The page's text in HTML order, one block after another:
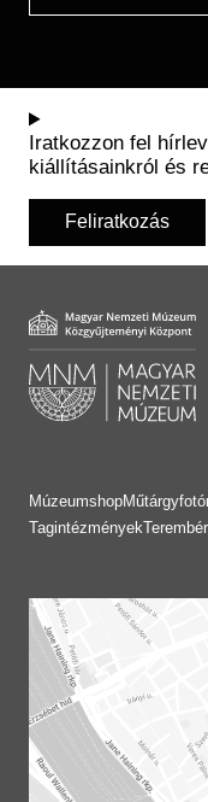
Iratkozzon fel
kiállításainkról és
Feliratkozás
Múzeumshop
Tagintézmények